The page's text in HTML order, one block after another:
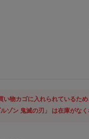
い物カゴに入れられているため
ゾン 鬼滅の刃」 は在庫がなく